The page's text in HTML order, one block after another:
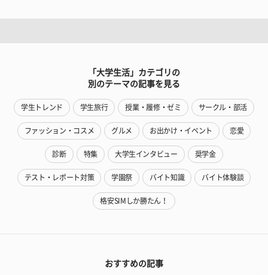
「大学生活」カテゴリの
別のテーマの記事を見る
学生トレンド 学生旅行 授業・履修・ゼミ サークル・部活
ファッション・コスメ グルメ お出かけ・イベント 恋愛
診断 特集 大学生インタビュー 奨学金
テスト・レポート対策 学園祭 バイト知識 バイト体験談
格安SIMしか勝たん！
おすすめの記事